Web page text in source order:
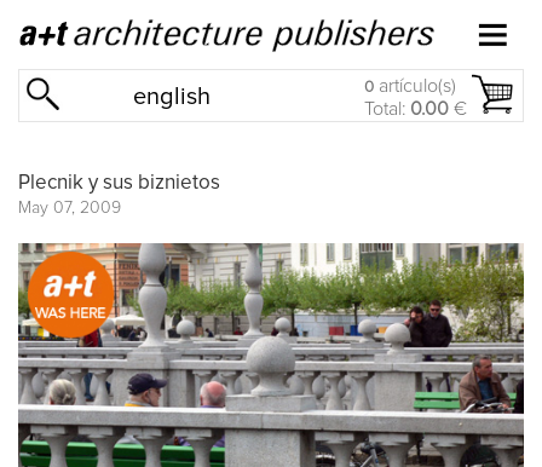
english 0 artículo(s)
Total: 0.00 €
Plecnik y sus biznietos
May 07, 2009